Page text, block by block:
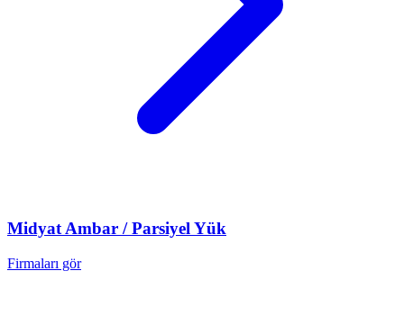
MidyatAmbar / Parsiyel Yük
Firmaları gör